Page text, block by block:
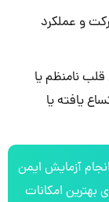
و عملکرد
نامنظم یا
یافته یا
آزمایش ایمن
امکانات